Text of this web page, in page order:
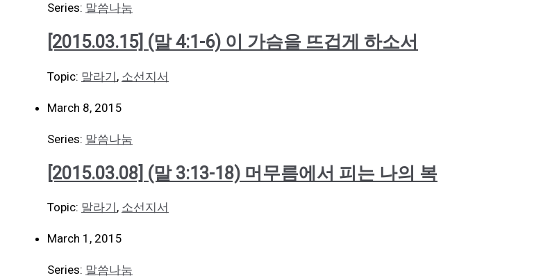
Series: 말씀나눔
[2015.03.15] (말 4:1-6) 이 가슴을 뜨겁게 하소서
Topic: 말라기, 소선지서
March 8, 2015
Series: 말씀나눔
[2015.03.08] (말 3:13-18) 머무름에서 피는 나의 복
Topic: 말라기, 소선지서
March 1, 2015
Series: 말씀나눔